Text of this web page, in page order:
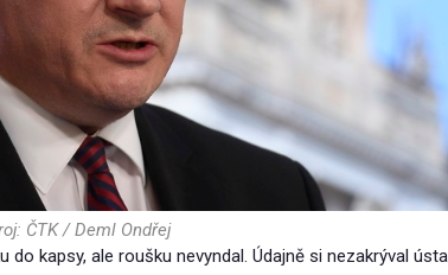
ČTK / Deml Ondřej
do kapsy, ale roušku nevyndal. Údajně si nezakrýval